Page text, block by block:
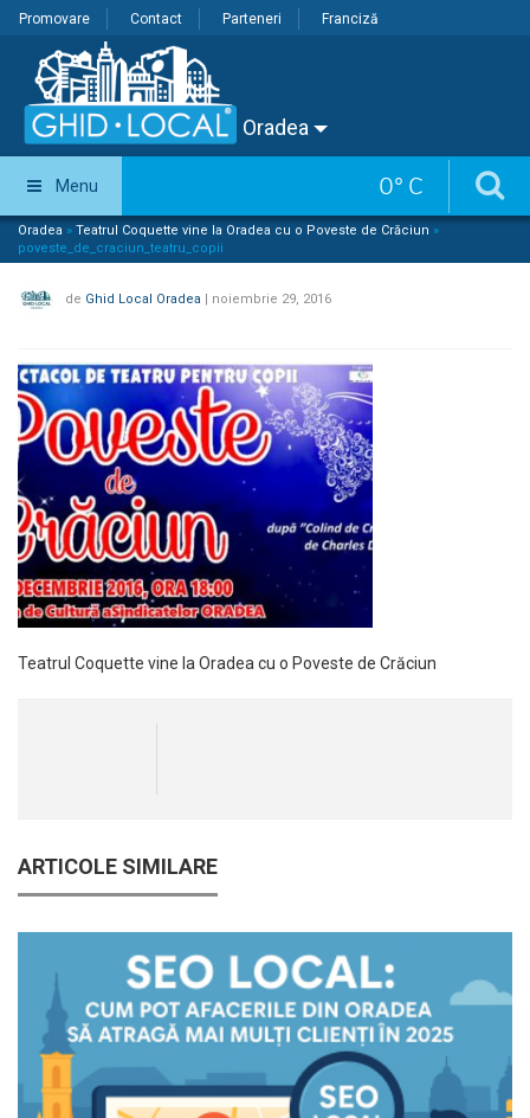
Promovare Contact Parteneri Franciză
Oradea
0° C
Menu
Oradea » Teatrul Coquette vine la Oradea cu o Poveste de Crăciun »
poveste_de_craciun_teatru_copii
de Ghid Local Oradea | noiembrie 29, 2016
Teatrul Coquette vine la Oradea cu o Poveste de Crăciun
ARTICOLE SIMILARE